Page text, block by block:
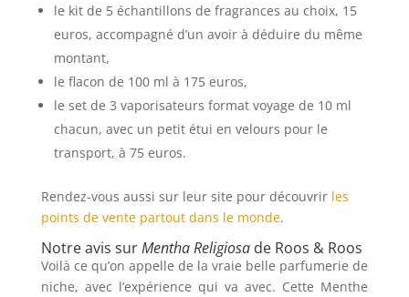
le kit de 5 échantillons de fragrances au choix, 15
euros, accompagné d’un avoir à déduire du même
montant,
le flacon de 100 ml à 175 euros,
le set de 3 vaporisateurs format voyage de 10 ml
chacun, avec un petit étui en velours pour le
transport, à 75 euros.
Rendez-vous aussi sur leur site pour découvrir les
points de vente partout dans le monde.
Notre avis surMentha Religiosa de Roos & Roos
Voilà ce qu’on appelle de la vraie belle parfumerie de
niche, avec l’expérience qui va avec. Cette Menthe